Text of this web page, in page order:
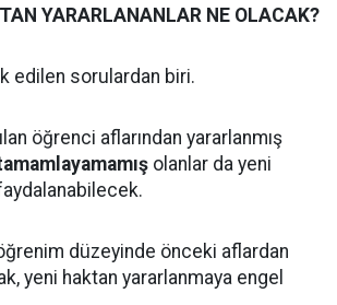
YARARLANANLAR NE OLACAK?
edilen sorulardan biri.
öğrenci aflarından yararlanmış
olanlar da yeni
düzeyinde önceki aflardan
yeni haktan yararlanmaya engel